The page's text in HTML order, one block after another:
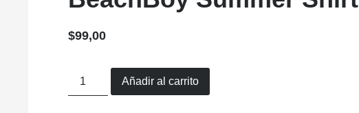
$99,00
Añadir al carrito